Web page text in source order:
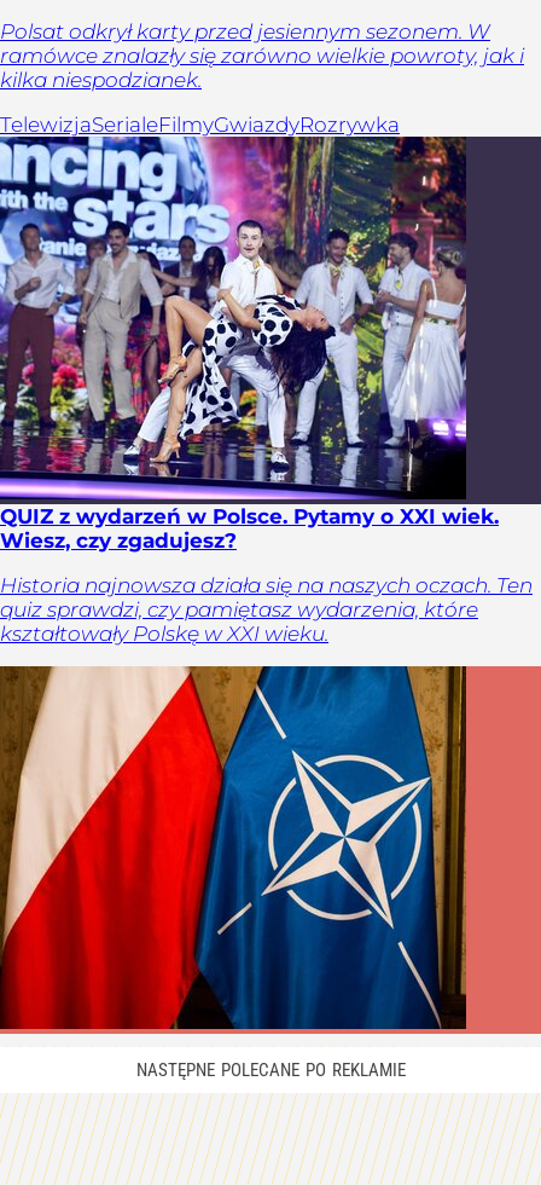
Polsat odkrył karty przed jesiennym sezonem. W
ramówce znalazły się zarówno wielkie powroty, jak i
kilka niespodzianek.
TelewizjaSerialeFilmyGwiazdyRozrywka
QUIZ z wydarzeń w Polsce. Pytamy o XXI wiek.
Wiesz, czy zgadujesz?
Historia najnowsza działa się na naszych oczach. Ten
quiz sprawdzi, czy pamiętasz wydarzenia, które
kształtowały Polskę w XXI wieku.